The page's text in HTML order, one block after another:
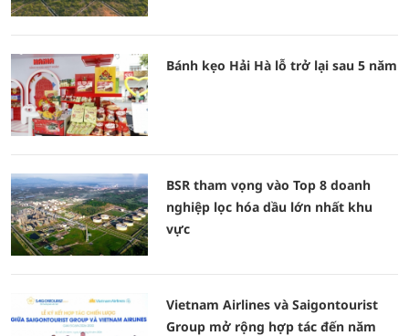
Bánh kẹo Hải Hà lỗ trở lại sau 5 năm
BSR tham vọng vào Top 8 doanh
nghiệp lọc hóa dầu lớn nhất khu
vực
Vietnam Airlines và Saigontourist
Group mở rộng hợp tác đến năm